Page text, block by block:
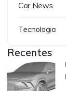
Car News
Tecnologia
Recentes